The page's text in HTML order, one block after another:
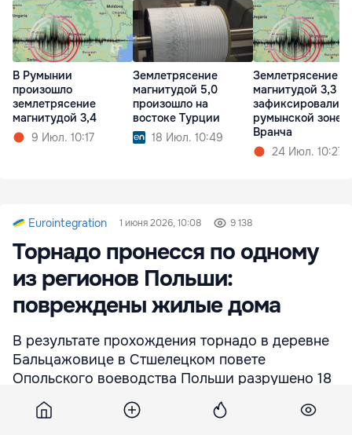
В Румынии
произошло
землетрясение
магнитудой 3,4
9 Июл. 10:17
Землетрясение
магнитудой 5,0
произошло на
востоке Турции
18 Июл. 10:49
Землетрясение
магнитудой 3,3
зафиксировали в
румынской зоне
Вранча
24 Июл. 10:27
Eurointegration 1 июня 2026, 10:08 9 138
Торнадо пронесся по одному
из регионов Польши:
повреждены жилые дома
В результате прохождения торнадо в деревне
Бальцажовице в Стшелецком повете
Опольского воеводства Польши разрушено 18
зданий, 11 из которых – жилые дома.